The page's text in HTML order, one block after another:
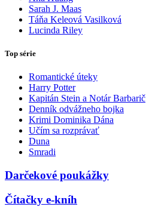
Sarah J. Maas
Táňa Keleová Vasilková
Lucinda Riley
Top série
Romantické úteky
Harry Potter
Kapitán Stein a Notár Barbarič
Denník odvážneho bojka
Krimi Dominika Dána
Učím sa rozprávať
Duna
Smradi
Darčekové poukážky
Čítačky e-kníh